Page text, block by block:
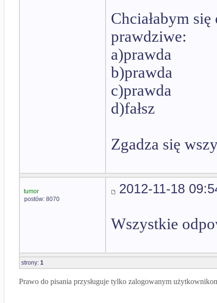
Chciałabym
prawdziwe:
a)prawda
b)prawda
c)prawda
d)fałsz
Zgadza się
tumor
postów: 8070
2012-11-18
Wszystkie
strony: 1
Prawo do pisania przysługuje tylko zalogowanym